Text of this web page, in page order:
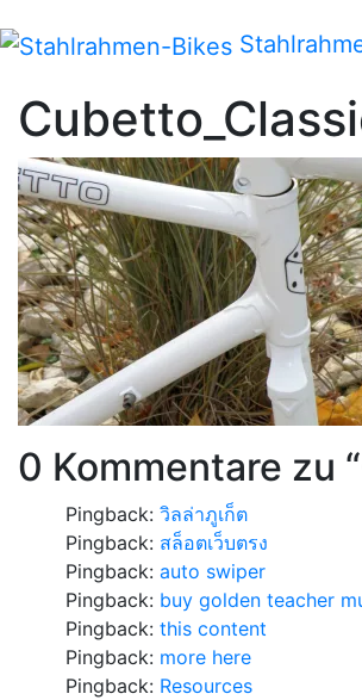
Inhalt
0 Kommentare zu “
Pingback: วิลล่าภูเก็ต
Pingback: สล็อตเว็บตรง
Pingback: auto swiper
Pingback: buy golden teacher
Pingback: this content
Pingback: more here
Pingback: Resources